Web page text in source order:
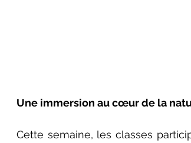
Une immersion au cœur de la
Cette semaine, les classes